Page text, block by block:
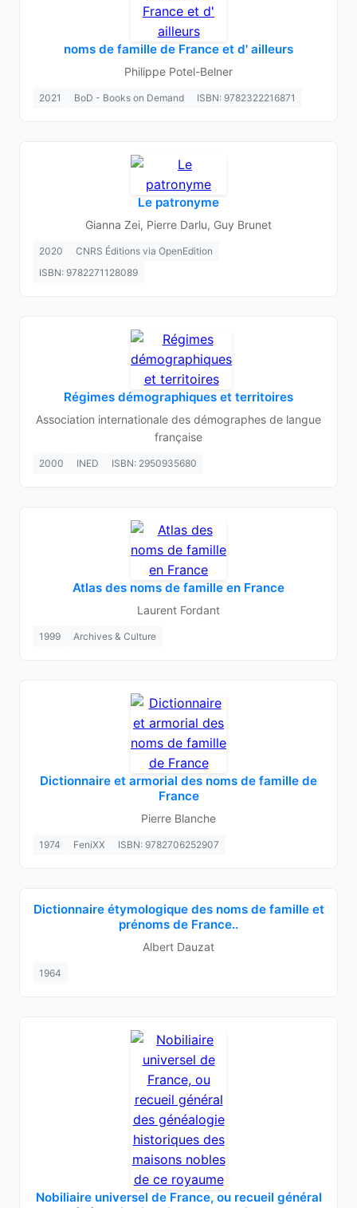
noms de famille de France et d' ailleurs
Philippe Potel-Belner
2021 BoD - Books on Demand ISBN: 9782322216871
Le patronyme
Gianna Zei, Pierre Darlu, Guy Brunet
2020
CNRS Éditions via OpenEdition
ISBN: 9782271128089
Régimes démographiques et territoires
Association internationale des démographes de langue
française
2000 INED ISBN: 2950935680
Atlas des noms de famille en France
Laurent Fordant
1999 Archives & Culture
Dictionnaire et armorial des noms de famille de
France
Pierre Blanche
1974 FeniXX ISBN: 9782706252907
Dictionnaire étymologique des noms de famille et
prénoms de France..
Albert Dauzat
1964
Nobiliaire universel de France, ou recueil général